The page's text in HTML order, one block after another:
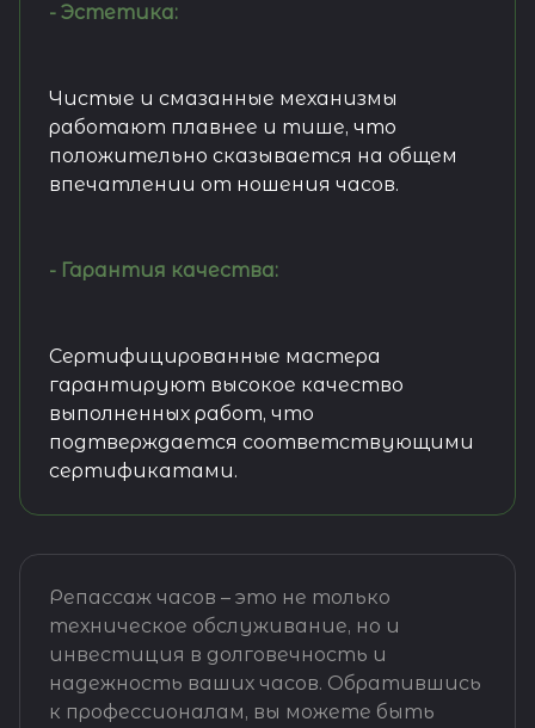
- Эстетика:
Чистые и смазанные механизмы
работают плавнее и тише, что
положительно сказывается на общем
впечатлении от ношения часов.
- Гарантия качества:
Сертифицированные мастера
гарантируют высокое качество
выполненных работ, что
подтверждается соответствующими
сертификатами.
Репассаж часов – это не только
техническое обслуживание, но и
инвестиция в долговечность и
надежность ваших часов. Обратившись
к профессионалам, вы можете быть